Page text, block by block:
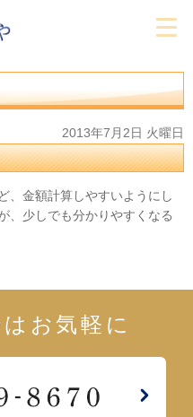
2013年7月2日 火曜日
、金額計算しやすいようにし
、少しでも分かりやすくなる
お気軽に